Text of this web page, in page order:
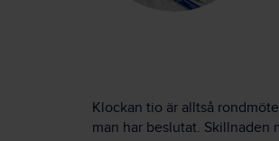
Klockan tio är alltså
man har beslutat. Skillnaden